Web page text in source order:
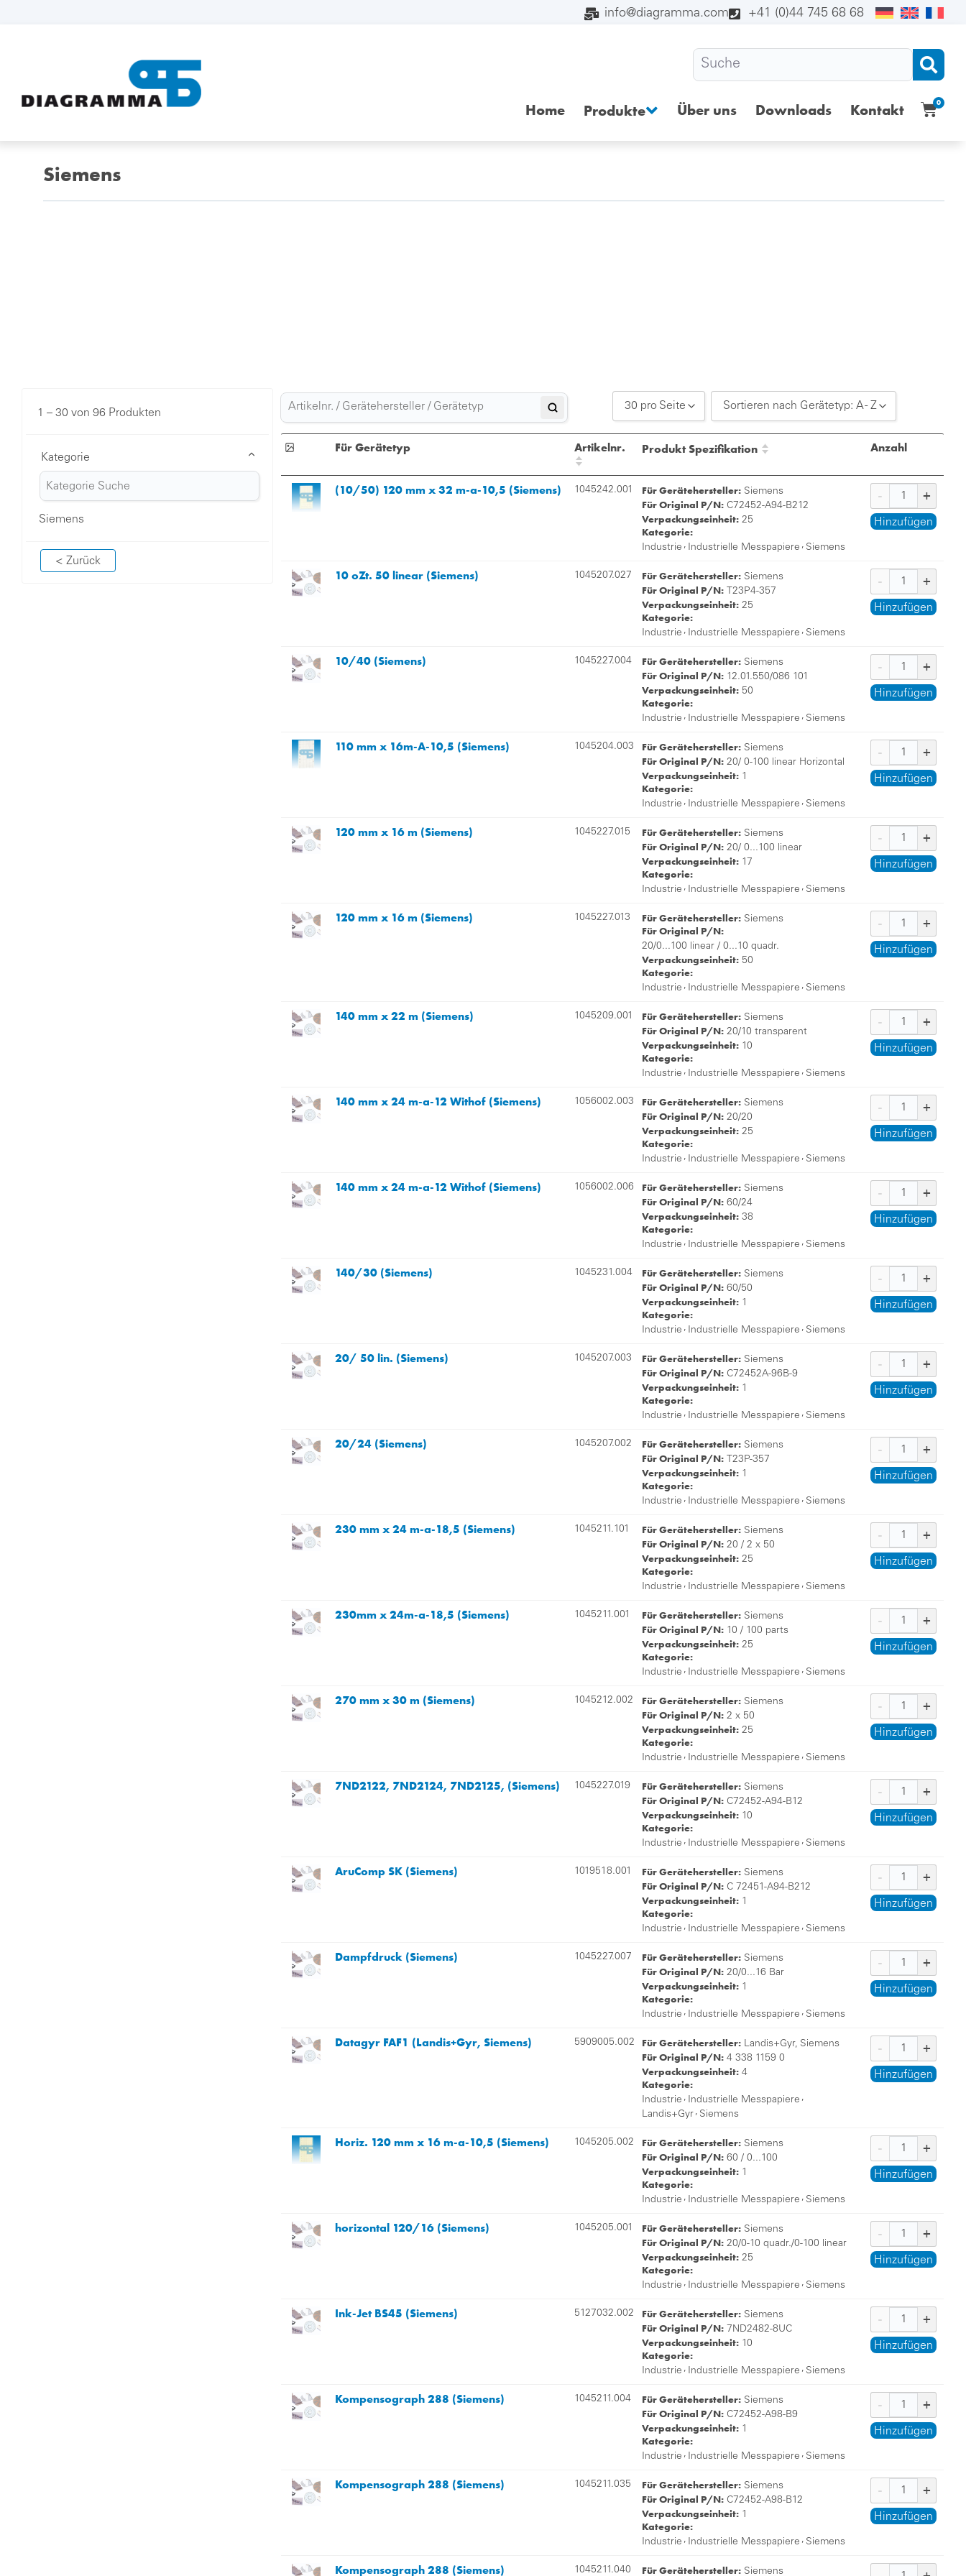
info@diagramma.com +41 (0)44 745 68 68
Home Produkte Über uns Downloads Kontakt 0
Siemens
1 – 30 von 96 Produkten
Kategorie
Siemens
< Zurück
30 pro Seite
20 pro Seite
50 pro Seite
Sortieren nach Gerätetyp: A - Z
Sortieren nach Gerätetyp: A - Z
Für Gerätetyp Artikelnr. Produkt Spezifikation Anzahl
(10/50) 120 mm x 32 m-a-10,5 (Siemens) 1045242.001 Für Gerätehersteller: Siemens
Für Original P/N: C72452-A94-B212
Verpackungseinheit: 25
Kategorie:
Industrie , Industrielle Messpapiere , Siemens
Hinzufügen
10 oZt. 50 linear (Siemens) 1045207.027 Für Gerätehersteller: Siemens
Für Original P/N: T23P4-357
Verpackungseinheit: 25
Kategorie:
Industrie , Industrielle Messpapiere , Siemens
Hinzufügen
10/40 (Siemens) 1045227.004 Für Gerätehersteller: Siemens
Für Original P/N: 12.01.550/086 101
Verpackungseinheit: 50
Kategorie:
Industrie , Industrielle Messpapiere , Siemens
Hinzufügen
110 mm x 16m-A-10,5 (Siemens) 1045204.003 Für Gerätehersteller: Siemens
Für Original P/N: 20/ 0-100 linear Horizontal
Verpackungseinheit: 1
Kategorie:
Industrie , Industrielle Messpapiere , Siemens
Hinzufügen
120 mm x 16 m (Siemens) 1045227.015 Für Gerätehersteller: Siemens
Für Original P/N: 20/ 0...100 linear
Verpackungseinheit: 17
Kategorie:
Industrie , Industrielle Messpapiere , Siemens
Hinzufügen
120 mm x 16 m (Siemens) 1045227.013 Für Gerätehersteller: Siemens
Für Original P/N:
20/0...100 linear / 0...10 quadr.
Verpackungseinheit: 50
Kategorie:
Industrie , Industrielle Messpapiere , Siemens
Hinzufügen
140 mm x 22 m (Siemens) 1045209.001 Für Gerätehersteller: Siemens
Für Original P/N: 20/10 transparent
Verpackungseinheit: 10
Kategorie:
Industrie , Industrielle Messpapiere , Siemens
Hinzufügen
140 mm x 24 m-a-12 Withof (Siemens) 1056002.003 Für Gerätehersteller: Siemens
Für Original P/N: 20/20
Verpackungseinheit: 25
Kategorie:
Industrie , Industrielle Messpapiere , Siemens
Hinzufügen
140 mm x 24 m-a-12 Withof (Siemens) 1056002.006 Für Gerätehersteller: Siemens
Für Original P/N: 60/24
Verpackungseinheit: 38
Kategorie:
Industrie , Industrielle Messpapiere , Siemens
Hinzufügen
140/30 (Siemens) 1045231.004 Für Gerätehersteller: Siemens
Für Original P/N: 60/50
Verpackungseinheit: 1
Kategorie:
Industrie , Industrielle Messpapiere , Siemens
Hinzufügen
20/ 50 lin. (Siemens) 1045207.003 Für Gerätehersteller: Siemens
Für Original P/N: C72452A-96B-9
Verpackungseinheit: 1
Kategorie:
Industrie , Industrielle Messpapiere , Siemens
Hinzufügen
20/24 (Siemens) 1045207.002 Für Gerätehersteller: Siemens
Für Original P/N: T23P-357
Verpackungseinheit: 1
Kategorie:
Industrie , Industrielle Messpapiere , Siemens
Hinzufügen
230 mm x 24 m-a-18,5 (Siemens) 1045211.101 Für Gerätehersteller: Siemens
Für Original P/N: 20 / 2 x 50
Verpackungseinheit: 25
Kategorie:
Industrie , Industrielle Messpapiere , Siemens
Hinzufügen
230mm x 24m-a-18,5 (Siemens) 1045211.001 Für Gerätehersteller: Siemens
Für Original P/N: 10 / 100 parts
Verpackungseinheit: 25
Kategorie:
Industrie , Industrielle Messpapiere , Siemens
Hinzufügen
270 mm x 30 m (Siemens) 1045212.002 Für Gerätehersteller: Siemens
Für Original P/N: 2 x 50
Verpackungseinheit: 25
Kategorie:
Industrie , Industrielle Messpapiere , Siemens
Hinzufügen
7ND2122, 7ND2124, 7ND2125, (Siemens) 1045227.019 Für Gerätehersteller: Siemens
Für Original P/N: C72452-A94-B12
Verpackungseinheit: 10
Kategorie:
Industrie , Industrielle Messpapiere , Siemens
Hinzufügen
AruComp SK (Siemens) 1019518.001 Für Gerätehersteller: Siemens
Für Original P/N: C 72451-A94-B212
Verpackungseinheit: 1
Kategorie:
Industrie , Industrielle Messpapiere , Siemens
Hinzufügen
Dampfdruck (Siemens) 1045227.007 Für Gerätehersteller: Siemens
Für Original P/N: 20/0...16 Bar
Verpackungseinheit: 1
Kategorie:
Industrie , Industrielle Messpapiere , Siemens
Hinzufügen
Datagyr FAF1 (Landis+Gyr, Siemens) 5909005.002 Für Gerätehersteller: Landis+Gyr, Siemens
Für Original P/N: 4 338 1159 0
Verpackungseinheit: 4
Kategorie:
Industrie , Industrielle Messpapiere ,
Landis+Gyr , Siemens
Hinzufügen
Horiz. 120 mm x 16 m-a-10,5 (Siemens) 1045205.002 Für Gerätehersteller: Siemens
Für Original P/N: 60 / 0...100
Verpackungseinheit: 1
Kategorie:
Industrie , Industrielle Messpapiere , Siemens
Hinzufügen
horizontal 120/16 (Siemens) 1045205.001 Für Gerätehersteller: Siemens
Für Original P/N: 20/0-10 quadr./0-100 linear
Verpackungseinheit: 25
Kategorie:
Industrie , Industrielle Messpapiere , Siemens
Hinzufügen
Ink-Jet BS45 (Siemens) 5127032.002 Für Gerätehersteller: Siemens
Für Original P/N: 7ND2482-8UC
Verpackungseinheit: 10
Kategorie:
Industrie , Industrielle Messpapiere , Siemens
Hinzufügen
Kompensograph 288 (Siemens) 1045211.004 Für Gerätehersteller: Siemens
Für Original P/N: C72452-A98-B9
Verpackungseinheit: 1
Kategorie:
Industrie , Industrielle Messpapiere , Siemens
Hinzufügen
Kompensograph 288 (Siemens) 1045211.035 Für Gerätehersteller: Siemens
Für Original P/N: C72452-A98-B12
Verpackungseinheit: 1
Kategorie:
Industrie , Industrielle Messpapiere , Siemens
Hinzufügen
Kompensograph 288 (Siemens) 1045211.040 Für Gerätehersteller: Siemens